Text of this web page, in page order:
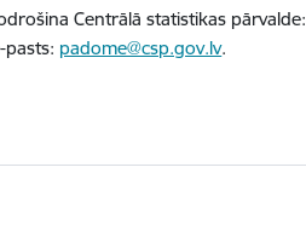
Centrālā statistikas pārvalde:
pasts: padome@csp.gov.lv.